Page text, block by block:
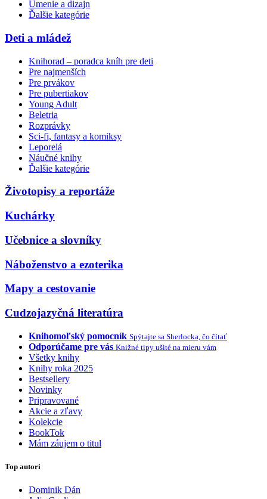
Umenie a dizajn
Ďalšie kategórie
Deti a mládež
Knihorad – poradca kníh pre deti
Pre najmenších
Pre prvákov
Pre pubertiakov
Young Adult
Beletria
Rozprávky
Sci-fi, fantasy a komiksy
Leporelá
Náučné knihy
Ďalšie kategórie
Životopisy a reportáže
Kuchárky
Učebnice a slovníky
Náboženstvo a ezoterika
Mapy a cestovanie
Cudzojazyčná literatúra
Knihomoľský pomocník Spýtajte sa Sherlocka, čo čítať
Odporúčame pre vás Knižné tipy ušité na mieru vám
Všetky knihy
Knihy roka 2025
Bestsellery
Novinky
Pripravované
Akcie a zľavy
Kolekcie
BookTok
Mám záujem o titul
Top autori
Dominik Dán